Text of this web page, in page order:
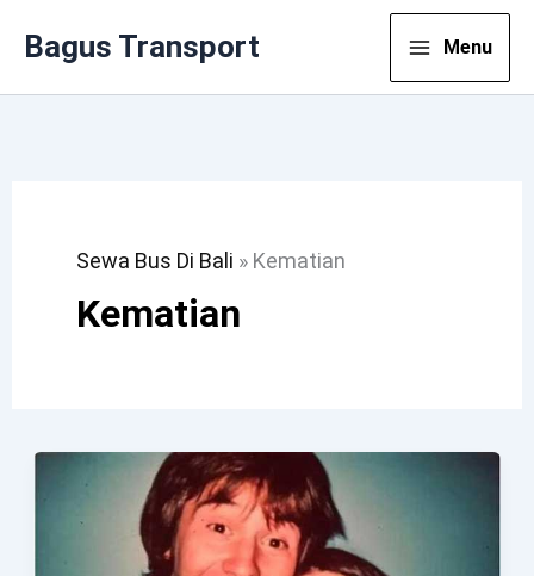
Bagus Transport Menu
Sewa Bus Di Bali » Kematian
Kematian